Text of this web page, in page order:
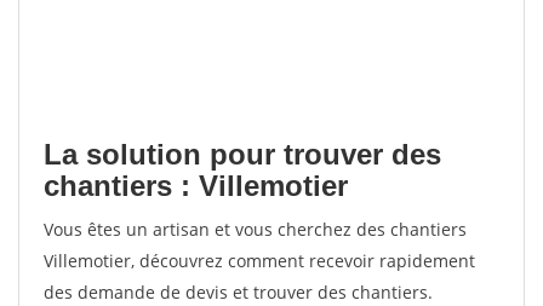
La solution pour trouver des
chantiers : Villemotier
Vous êtes un artisan et vous cherchez des chantiers
Villemotier, découvrez comment recevoir rapidement
des demande de devis et trouver des chantiers.